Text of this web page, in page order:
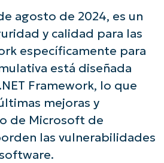
agosto de 2024, es un
y calidad para las
específicamente para
está diseñada
Framework, lo que
mejoras y
de Microsoft de
las vulnerabilidades